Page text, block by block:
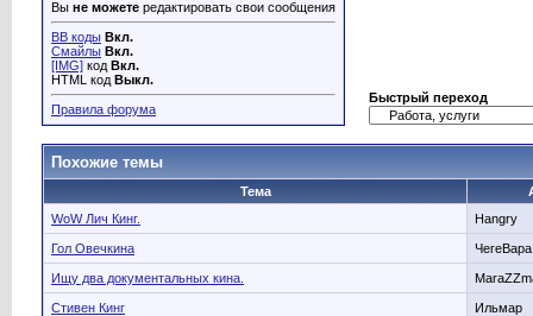
Вы не можете редактировать свои сообщения
BB коды Вкл.
Смайлы Вкл.
[IMG] код Вкл.
HTML код Выкл.
Правила форума
Быстрый переход
Похожие темы
Тема
WoW Лич Кинг.
Hangry
Гол Овечкина ЧегеВара
Ищу два документальных кина.
Стивен Кинг Ильмар